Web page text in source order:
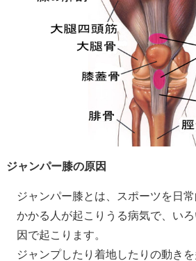
ジャンパー膝の原因
ジャンパー膝とは、スポーツを日
かかる人が起こりうる病気で、い
因で起こります。
ジャンプしたり着地したりの動き